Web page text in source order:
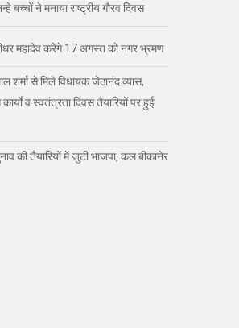
बच्चों ने मनाया राष्ट्रीय गौरव दिवस
महादेव करेंगे 17 अगस्त को नगर भ्रमण
शर्मा से मिले विधायक जेठानंद व्यास,
व स्वतंत्रता दिवस तैयारियों पर हुई
की तैयारियों में जुटी भाजपा, कल बीकानेर